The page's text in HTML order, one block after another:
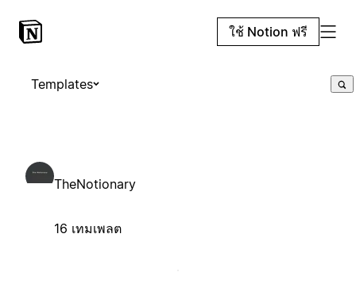
ใช้ Notion ฟรี
Templates
TheNotionary
16 เทมเพลต